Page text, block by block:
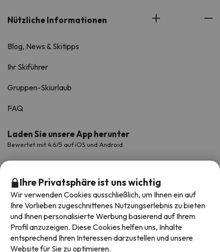
Nützliche Informationen
Blog, News & Skitipps
Ihr Skiführer
Gruppen-Skiurlaub
FAQ
Laden Sie unsere App herunter
Bewertet mit 4.6/5 auf iOS und Android.
Ihre Privatsphäre ist uns wichtig
Wir verwenden Cookies ausschließlich, um Ihnen ein auf
Ihre Vorlieben zugeschnittenes Nutzungserlebnis zu bieten
und Ihnen personalisierte Werbung basierend auf Ihrem
Profil anzuzeigen. Diese Cookies helfen uns, Inhalte
entsprechend Ihren Interessen darzustellen und unsere
Website für Sie zu optimieren.